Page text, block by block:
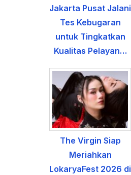
Jakarta Pusat Jalani
Tes Kebugaran
untuk Tingkatkan
Kualitas Pelayan…
The Virgin Siap
Meriahkan
LokaryaFest 2026 di